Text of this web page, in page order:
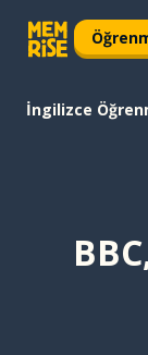
İngilizce